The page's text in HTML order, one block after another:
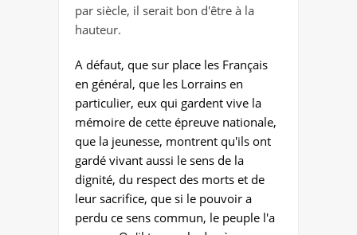
par siècle, il serait bon d'être à la
hauteur.
A défaut, que sur place les Français
en général, que les Lorrains en
particulier, eux qui gardent vive la
mémoire de cette épreuve nationale,
que la jeunesse, montrent qu'ils ont
gardé vivant aussi le sens de la
dignité, du respect des morts et de
leur sacrifice, que si le pouvoir a
perdu ce sens commun, le peuple l'a